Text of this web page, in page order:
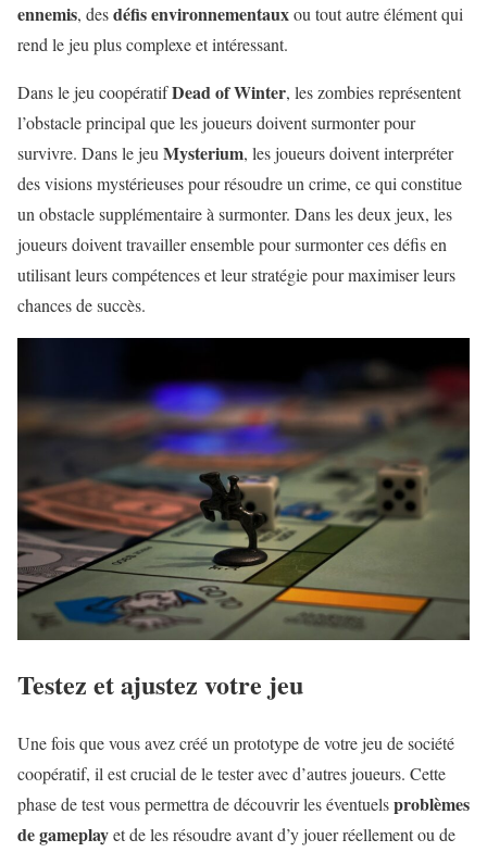
ennemis, desdéfis environnementauxou tout autre élément qui
rend le jeu plus complexe et intéressant.
Dans le jeu coopératifDead of Winter, les zombies représentent
l’obstacle principal que les joueurs doivent surmonter pour
survivre. Dans le jeuMysterium, les joueurs doivent interpréter
des visions mystérieuses pour résoudre un crime, ce qui constitue
un obstacle supplémentaire à surmonter. Dans les deux jeux, les
joueurs doivent travailler ensemble pour surmonter ces défis en
utilisant leurs compétences et leur stratégie pour maximiser leurs
chances de succès.
Testez et ajustez votre jeu
Une fois que vous avez créé un prototype de votre jeu de société
coopératif, il est crucial de le tester avec d’autres joueurs. Cette
phase de test vous permettra de découvrir les éventuelsproblèmes
de gameplayet de les résoudre avant d’y jouer réellement ou de